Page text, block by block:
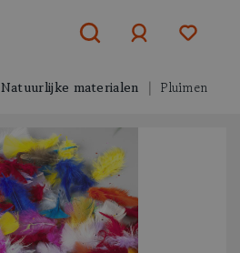
ofaanmelden
Natuurlijke materialen Pluimen